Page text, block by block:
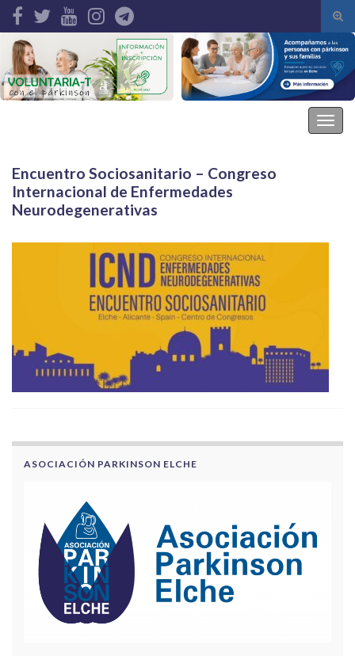
de
Search for:
Encuentro Sociosanitario – Congreso
Internacional de Enfermedades
Neurodegenerativas
ASOCIACIÓN PARKINSON ELCHE